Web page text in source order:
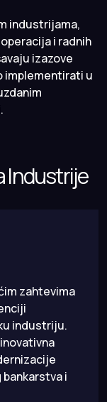
industrijama,
i radnih
izazove
implementirati u
Industrije
zahtevima
industriju.
i